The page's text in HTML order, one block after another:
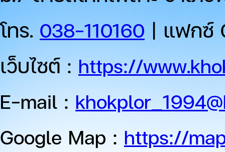
โทร. 038-110160 | แฟกซ์
เว็บไซต์ : https://
E-mail :
Google Map : https://